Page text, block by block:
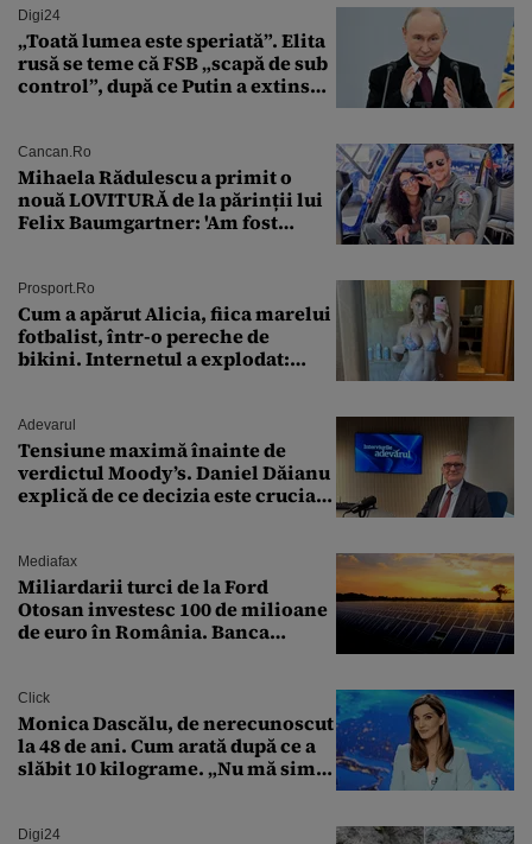
Digi24
„Toată lumea este speriată”. Elita
rusă se teme că FSB „scapă de sub
control”, după ce Putin a extins
Cancan.ro
Mihaela Rădulescu a primit o
nouă LOVITURĂ de la părinții lui
Felix Baumgartner: 'Am fost
Prosport.ro
Cum a apărut Alicia, fiica marelui
fotbalist, într-o pereche de
bikini. Internetul a explodat:
Adevarul
Tensiune maximă înainte de
verdictul Moody’s. Daniel Dăianu
explică de ce decizia este crucială
Mediafax
Miliardarii turci de la Ford
Otosan investesc 100 de milioane
de euro în România. Banca
Click
Monica Dascălu, de nerecunoscut
la 48 de ani. Cum arată după ce a
slăbit 10 kilograme. „Nu mă simt
Digi24